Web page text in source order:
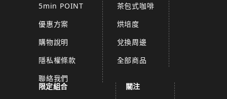
5min POINT
優惠方案
購物說明
隱私權條款
聯絡我們
茶包式咖啡
烘培度
兌換周邊
全部商品
限定組合 關注